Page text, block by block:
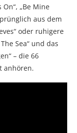
„Be Mine
aus dem
oder ruhigere
Sea“ und das
– die 66
anhören.